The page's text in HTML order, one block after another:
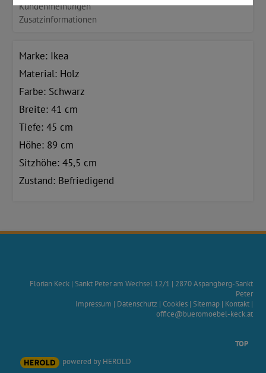
Kundenmeinungen
Zusatzinformationen
Marke: Ikea
Material: Holz
Farbe: Schwarz
Breite: 41 cm
Tiefe: 45 cm
Höhe: 89 cm
Sitzhöhe: 45,5 cm
Zustand: Befriedigend
Florian Keck| Sankt Peter am Wechsel 12/1 | 2870 Aspangberg-Sankt
Peter
Impressum | Datenschutz | Cookies| Sitemap| Kontakt|
office@bueromoebel-keck.at
TOP
powered by HEROLD